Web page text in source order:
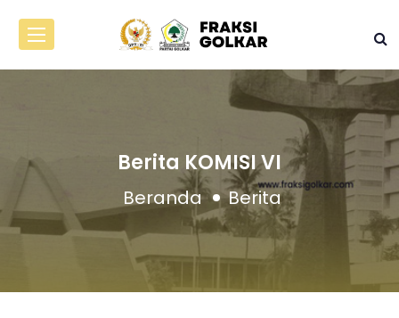
Berita KOMISI VI
Beranda Berita